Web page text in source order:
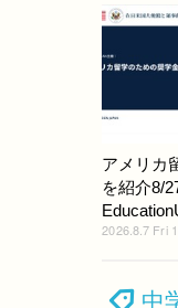
アメリカ
を紹介8/
2026.8.7 Fri
中